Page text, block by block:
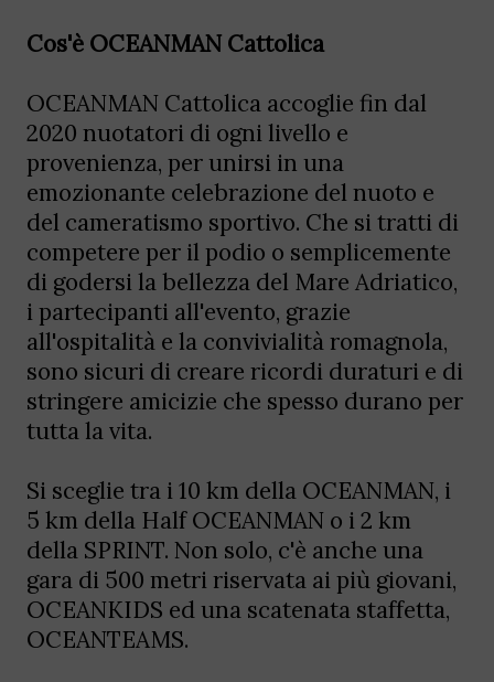
Cos'è OCEANMAN Cattolica
OCEANMAN Cattolica accoglie fin dal
2020 nuotatori di ogni livello e
provenienza, per unirsi in una
emozionante celebrazione del nuoto e
del cameratismo sportivo. Che si tratti di
competere per il podio o semplicemente
di godersi la bellezza del Mare Adriatico,
i partecipanti all'evento, grazie
all'ospitalità e la convivialità romagnola,
sono sicuri di creare ricordi duraturi e di
stringere amicizie che spesso durano per
tutta la vita.
Si sceglie tra i 10 km della OCEANMAN, i
5 km della Half OCEANMAN o i 2 km
della SPRINT. Non solo, c'è anche una
gara di 500 metri riservata ai più giovani,
OCEANKIDS ed una scatenata staffetta,
OCEANTEAMS.